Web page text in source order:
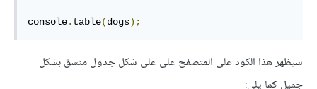
console. table(dogs);
سيظهر هذا الكود على المتصفح على على شكل جدول منسق بشكل
جميل كما يلي: